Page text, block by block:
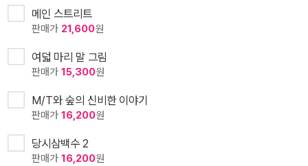
메인 스트리트
판매가 21,600원
여덟 마리 말 그림
판매가 15,300원
M/T와 숲의 신비한 이야기
판매가 16,200원
당시삼백수 2
판매가 16,200원